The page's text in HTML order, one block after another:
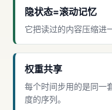
隐状态=滚动记忆
它把读过的内容压缩进
权重共享
每个时间步用的是同
度的序列。